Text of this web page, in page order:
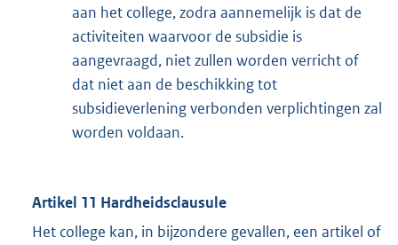
aan het college, zodra aannemelijk is dat de
activiteiten waarvoor de subsidie is
aangevraagd, niet zullen worden verricht of
dat niet aan de beschikking tot
subsidieverlening verbonden verplichtingen zal
worden voldaan.
Artikel 11 Hardheidsclausule
Het college kan, in bijzondere gevallen, een artikel of